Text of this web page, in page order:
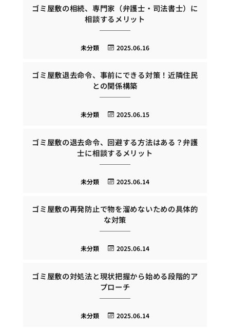
ゴミ屋敷の相続、専門家（弁護士・司法書士）に
相談するメリット
2025.06.16
未分類
ゴミ屋敷退去命令、事前にできる対策！近隣住民
との関係構築
2025.06.15
未分類
ゴミ屋敷の退去命令、回避する方法はある？弁護
士に相談するメリット
2025.06.14
未分類
ゴミ屋敷の再発防止で物を溜めないための具体的
な対策
2025.06.14
未分類
ゴミ屋敷の対処法と現状把握から始める段階的ア
プローチ
2025.06.14
未分類